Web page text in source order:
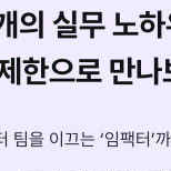
실무 노하
한으로 만나
팀을 이끄는 ‘임팩터’